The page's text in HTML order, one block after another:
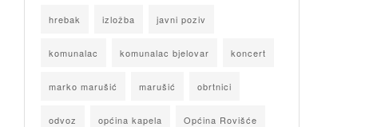
hrebak izložba javni poziv
komunalac komunalac bjelovar koncert
marko marušić marušić obrtnici
odvoz općina kapela Općina Rovišće